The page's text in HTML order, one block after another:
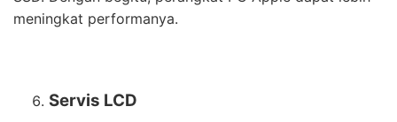
meningkat performanya.
Servis LCD